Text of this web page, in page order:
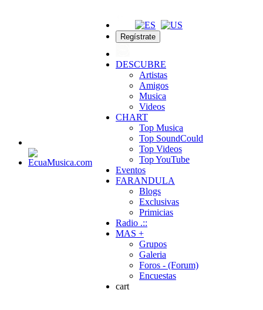
Regístrate
DESCUBRE
Artistas
Amigos
Musica
Videos
CHART
Top Musica
Top SoundCould
Top Videos
Top YouTube
Eventos
FARANDULA
Blogs
Exclusivas
Primicias
Radio .::
MAS +
Grupos
Galeria
Foros - (Forum)
Encuestas
cart